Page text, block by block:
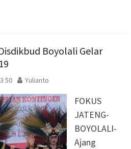
Boyolali Gelar
50 Yulianto
FOKUS
JATENG-
BOYOLALI-
Ajang